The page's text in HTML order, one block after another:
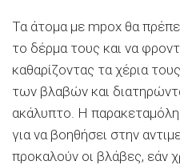
Τα άτομα με mpox θα
το δέρμα τους και να
καθαρίζοντας τα χέρια
των βλαβών και
ακάλυπτο. Η παρακεταμόλη
για να βοηθήσει στην
προκαλούν οι βλάβες, εάν